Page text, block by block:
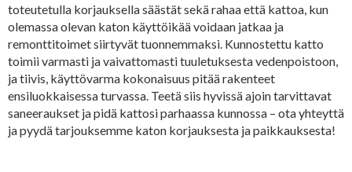
toteutetulla korjauksella säästät sekä rahaa että kattoa, kun
olemassa olevan katon käyttöikää voidaan jatkaa ja
remonttitoimet siirtyvät tuonnemmaksi. Kunnostettu katto
toimii varmasti ja vaivattomasti tuuletuksesta vedenpoistoon,
ja tiivis, käyttövarma kokonaisuus pitää rakenteet
ensiluokkaisessa turvassa. Teetä siis hyvissä ajoin tarvittavat
saneeraukset ja pidä kattosi parhaassa kunnossa – ota yhteyttä
ja pyydä tarjouksemme katon korjauksesta ja paikkauksesta!